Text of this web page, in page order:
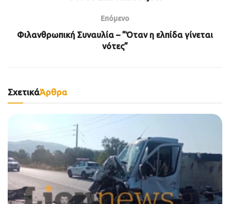
Επόμενο
Φιλανθρωπική Συναυλία – ”Όταν η ελπίδα γίνεται
νότες”
ΣχετικάΆρθρα